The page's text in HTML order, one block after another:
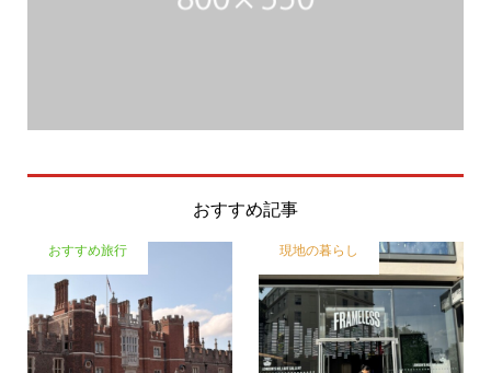
おすすめ記事
おすすめ旅行 現地の暮らし